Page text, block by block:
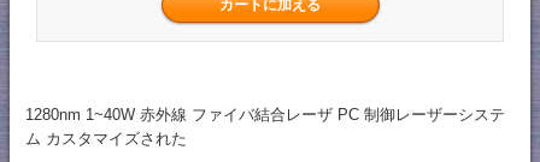
1280nm 1~40W 赤外線 ファイバ結合レーザ PC 制御レーザーシステ
ム カスタマイズされた